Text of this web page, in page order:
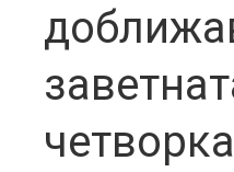
четворка